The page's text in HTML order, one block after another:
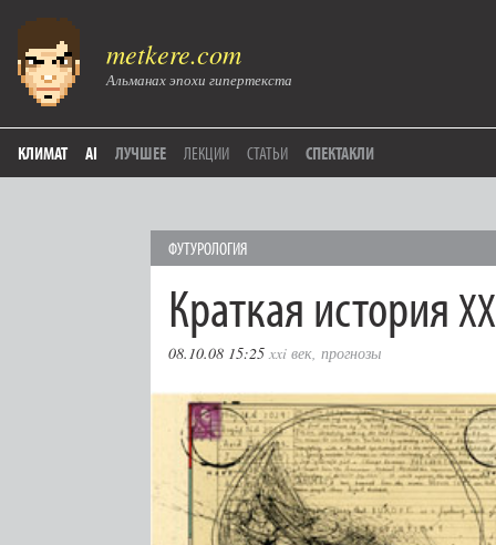
metkere.com
Альманах эпохи гипертекста
КЛИМАТ AI ЛУЧШЕЕ ЛЕКЦИИ СТАТЬИ СПЕКТАКЛИ
ФУТУРОЛОГИЯ
Краткая история
08.10.08 15:25 xxi век, прогнозы